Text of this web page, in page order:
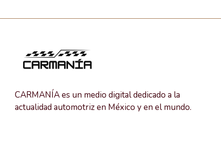
CARMANÍA es un medio digital dedicado a la
actualidad automotriz en México y en el mundo.